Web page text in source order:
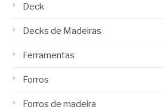
Deck
Decks de Madeiras
Ferramentas
Forros
Forros de madeira